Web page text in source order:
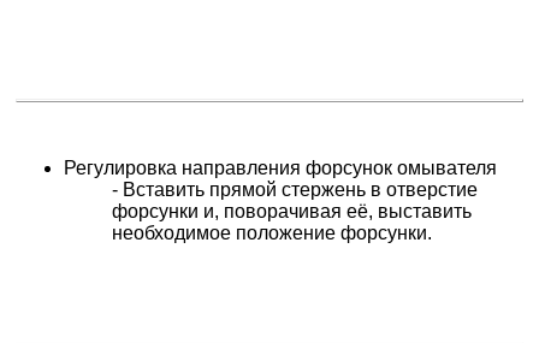
Регулировка направления форсунок омывателя
- Вставить прямой стержень в отверстие
форсунки и, поворачивая её, выставить
необходимое положение форсунки.